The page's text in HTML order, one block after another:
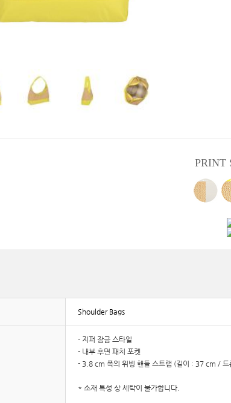
PRINT
Shoulder Bags
- 지퍼 잠금 스타일
- 내부 후면 패치 포켓
- 3.8 cm 폭의 위빙 핸들 스트랩 (길이 : 37 cm /
* 소재 특성 상 세탁이 불가합니다.